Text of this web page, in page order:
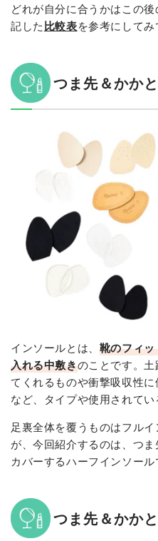
どれが自分に合うかはこの
記した比較表を参考にしてみ
つま先＆かか
インソールとは、 靴のフィ
入れる中敷きのことです。
てくれるものや衝撃吸収性
など、タイプや使用されてい
足裏全体を覆うものはフル
が、今回紹介するのは、つ
カバーするハーフインソール
つま先＆かか